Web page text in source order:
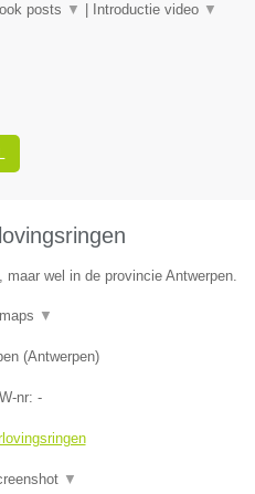
posts ▼ Introductie video ▼
wel in de provincie Antwerpen.
▼
(Antwerpen)
nr: -
▼